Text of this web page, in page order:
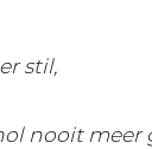
stil,
nooit meer